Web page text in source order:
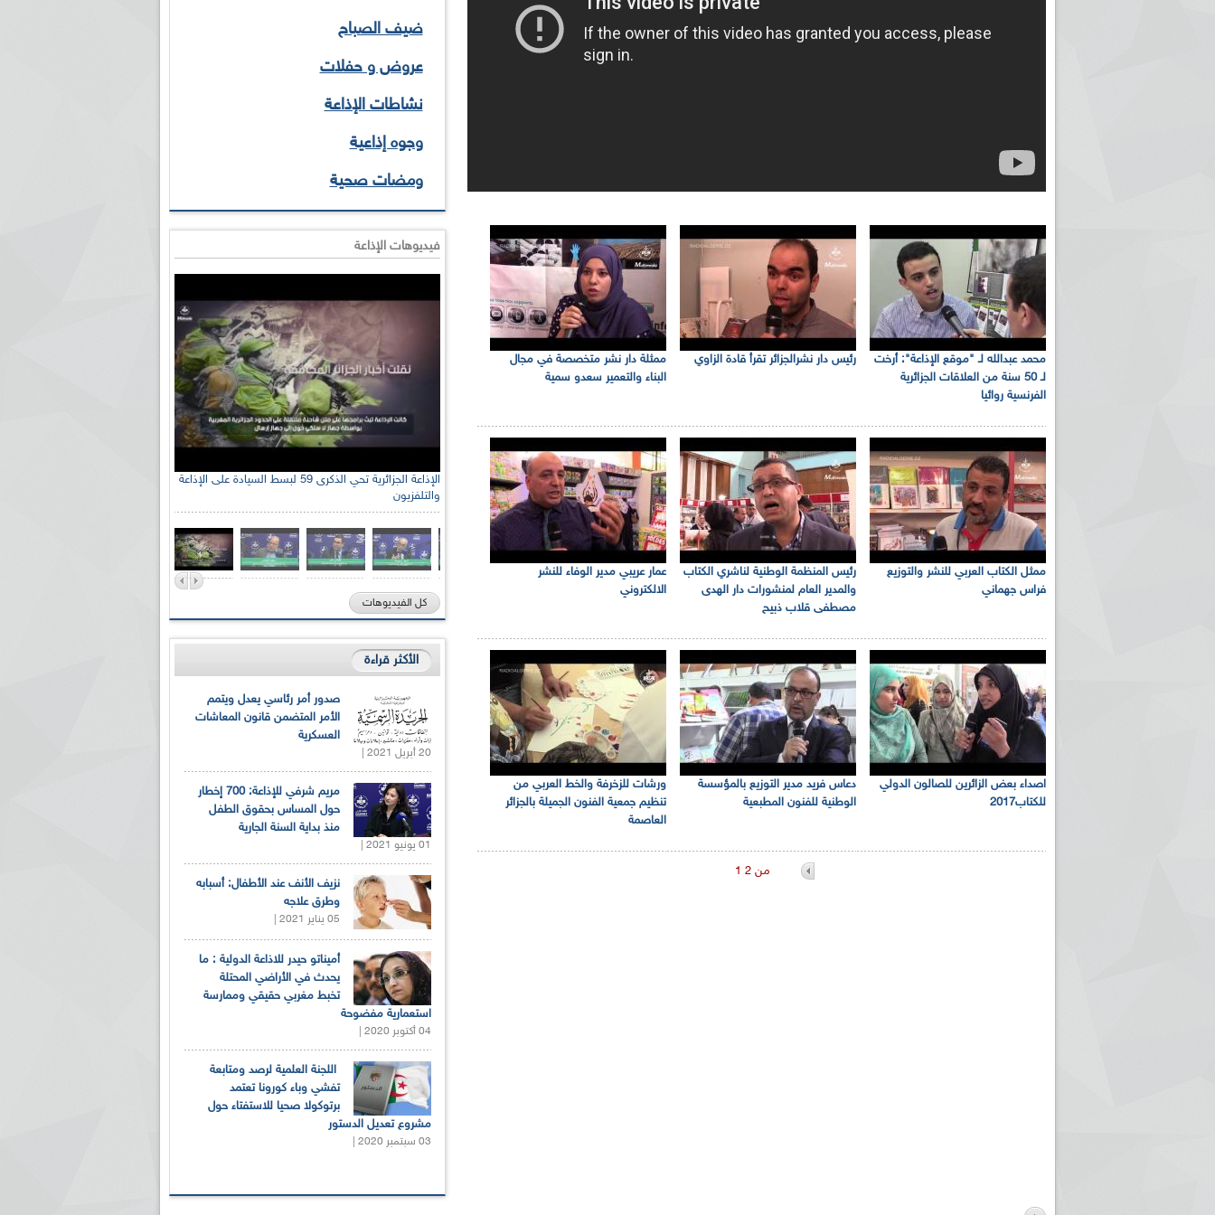
محمد عبدالله لـ "موقع الإذاعة": أرخت
لـ 50 سنة من العلاقات الجزائرية
الفرنسية روائيا
رئيس دار نشرالجزائر تقرأ قادة الزاوي
ممثلة دار نشر متخصصة في مجال
البناء والتعمير سعدو سمية
ممثل الكتاب العربي للنشر والتوزيع
فراس جهماني
رئيس المنظمة الوطنية لناشري الكتاب
والمدير العام لمنشورات دار الهدى
مصطفى قلاب ذبيح
عمار عريبي مدير الوفاء للنشر
الالكتروني
اصداء بعض الزائرين للصالون الدولي
للكتاب2017
دعاس فريد مدير التوزيع بالمؤسسة
الوطنية للفنون المطبعية
ورشات للزخرفة والخط العربي من
تنظيم جمعية الفنون الجميلة بالجزائر
العاصمة
1 من 2
ضيف الصباح
عروض و حفلات
نشاطات الإذاعة
وجوه إذاعية
ومضات صحية
فيديوهات الإذاعة
الإذاعة الجزائرية تحي الذكرى 59 لبسط السيادة على الإذاعة
والتلفزيون
كل الفيديوهات
الأكثر قراءة
صدور أمر رئاسي يعدل ويتمم
الأمر المتضمن قانون المعاشات
العسكرية
20 أبريل 2021 |
مريم شرفي للإذاعة: 700 إخطار
حول المساس بحقوق الطفل
منذ بداية السنة الجارية
01 يونيو 2021 |
نزيف الأنف عند الأطفال: أسبابه
وطرق علاجه
05 يناير 2021 |
أميناتو حيدر للاذاعة الدولية : ما
يحدث في الأراضي المحتلة
تخبط مغربي حقيقي وممارسة
استعمارية مفضوحة
04 أكتوبر 2020 |
اللجنة العلمية لرصد ومتابعة
تفشي وباء كورونا تعتمد
برتوكولا صحيا للاستفتاء حول
مشروع تعديل الدستور
03 سبتمبر 2020 |